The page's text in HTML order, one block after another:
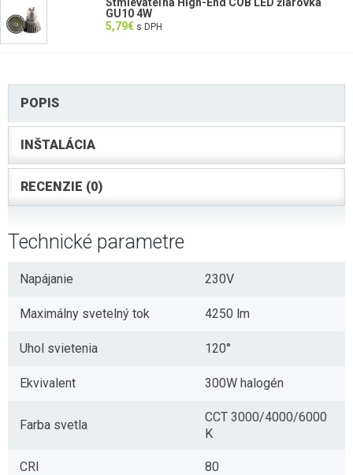
Stmievateľná High-End COB LED žiarovka
GU10 4W
5,79€ s DPH
POPIS
INŠTALÁCIA
RECENZIE (0)
Technické parametre
Napájanie 230V
Maximálny svetelný tok 4250 lm
Uhol svietenia 120°
Ekvivalent 300W halogén
Farba svetla
CCT 3000/4000/6000
K
CRI 80